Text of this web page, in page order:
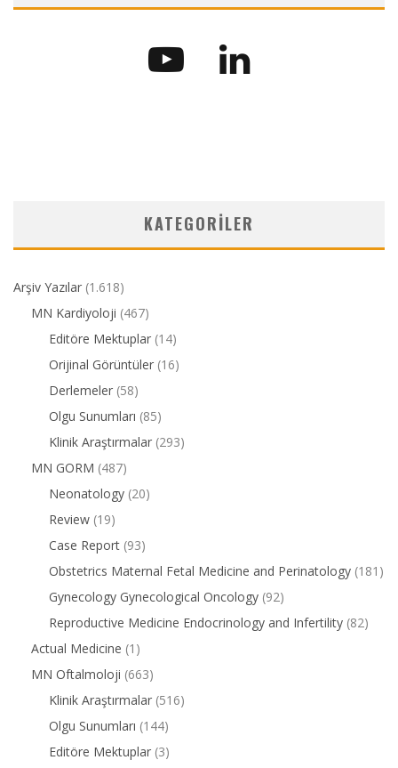
KATEGORILER
Arşiv Yazılar (1.618)
MN Kardiyoloji (467)
Editöre Mektuplar (14)
Orijinal Görüntüler (16)
Derlemeler (58)
Olgu Sunumları (85)
Klinik Araştırmalar (293)
MN GORM (487)
Neonatology (20)
Review (19)
Case Report (93)
Obstetrics Maternal Fetal Medicine and Perinatology (181)
Gynecology Gynecological Oncology (92)
Reproductive Medicine Endocrinology and Infertility (82)
Actual Medicine (1)
MN Oftalmoloji (663)
Klinik Araştırmalar (516)
Olgu Sunumları (144)
Editöre Mektuplar (3)